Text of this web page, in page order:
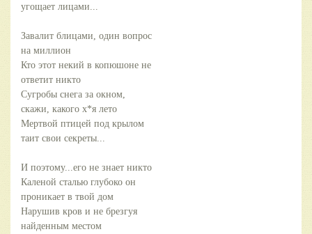
угощает лицами...
Завалит блицами, один вопрос
на миллион
Кто этот некий в копюшоне не
ответит никто
Сугробы снега за окном,
скажи, какого х*я лето
Мертвой птицей под крылом
таит свои секреты...
И поэтому...его не знает никто
Каленой сталью глубоко он
проникает в твой дом
Нарушив кров и не брезгуя
найденным местом